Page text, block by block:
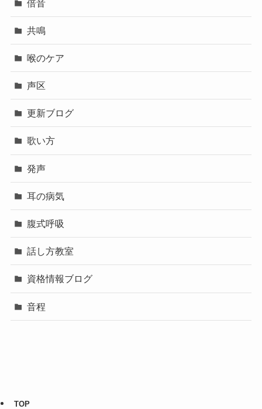
倍音
共鳴
喉のケア
声区
更新ブログ
歌い方
発声
耳の病気
腹式呼吸
話し方教室
資格情報ブログ
音程
TOP